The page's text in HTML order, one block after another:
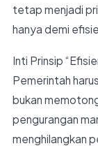
tetap menjadi
hanya demi
Inti Prinsip
Pemerintah
bukan
pengurangan
menghilangkan